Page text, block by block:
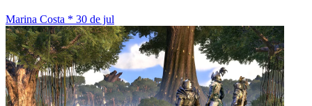
Marina Costa * 30 de jul